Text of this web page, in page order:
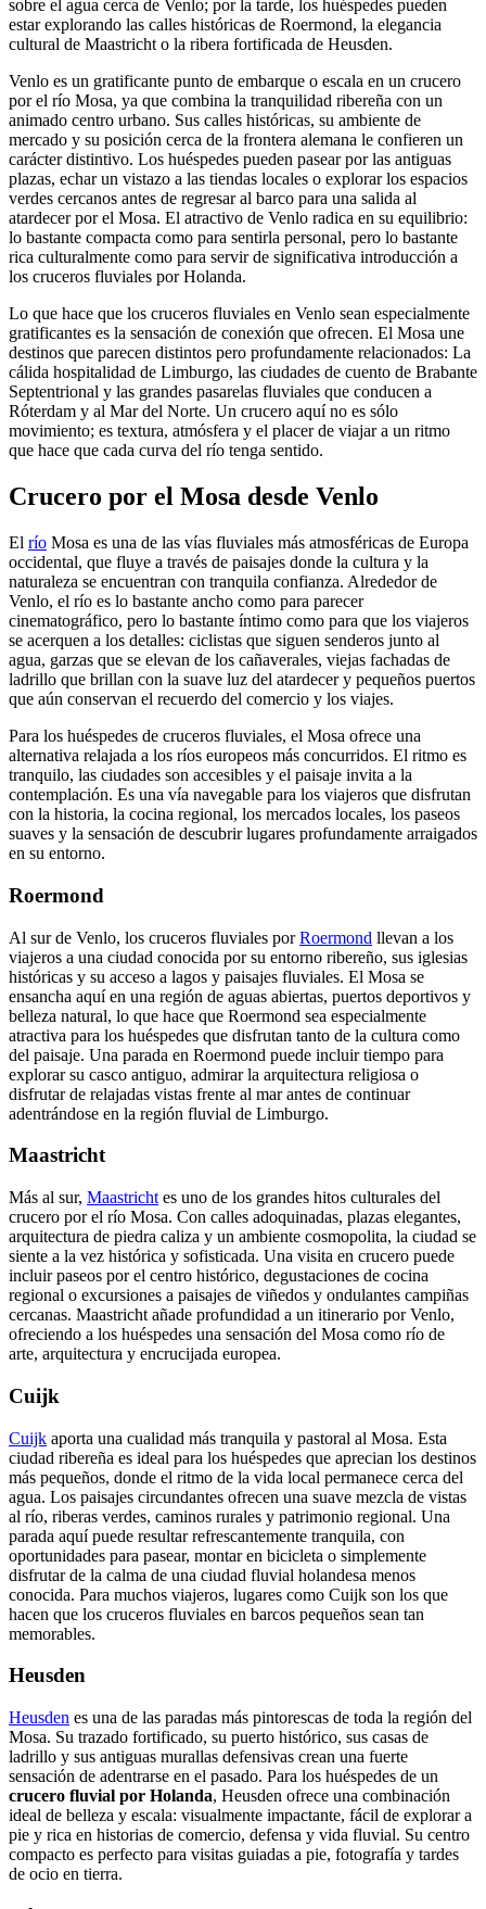
sobre el agua cerca de Venlo; por la tarde, los huéspedes pueden
estar explorando las calles históricas de Roermond, la elegancia
cultural de Maastricht o la ribera fortificada de Heusden.
Venlo es un gratificante punto de embarque o escala en un crucero
por el río Mosa, ya que combina la tranquilidad ribereña con un
animado centro urbano. Sus calles históricas, su ambiente de
mercado y su posición cerca de la frontera alemana le confieren un
carácter distintivo. Los huéspedes pueden pasear por las antiguas
plazas, echar un vistazo a las tiendas locales o explorar los espacios
verdes cercanos antes de regresar al barco para una salida al
atardecer por el Mosa. El atractivo de Venlo radica en su equilibrio:
lo bastante compacta como para sentirla personal, pero lo bastante
rica culturalmente como para servir de significativa introducción a
los cruceros fluviales por Holanda.
Lo que hace que los cruceros fluviales en Venlo sean especialmente
gratificantes es la sensación de conexión que ofrecen. El Mosa une
destinos que parecen distintos pero profundamente relacionados: La
cálida hospitalidad de Limburgo, las ciudades de cuento de Brabante
Septentrional y las grandes pasarelas fluviales que conducen a
Róterdam y al Mar del Norte. Un crucero aquí no es sólo
movimiento; es textura, atmósfera y el placer de viajar a un ritmo
que hace que cada curva del río tenga sentido.
Crucero por el Mosa desde Venlo
El río Mosa es una de las vías fluviales más atmosféricas de Europa
occidental, que fluye a través de paisajes donde la cultura y la
naturaleza se encuentran con tranquila confianza. Alrededor de
Venlo, el río es lo bastante ancho como para parecer
cinematográfico, pero lo bastante íntimo como para que los viajeros
se acerquen a los detalles: ciclistas que siguen senderos junto al
agua, garzas que se elevan de los cañaverales, viejas fachadas de
ladrillo que brillan con la suave luz del atardecer y pequeños puertos
que aún conservan el recuerdo del comercio y los viajes.
Para los huéspedes de cruceros fluviales, el Mosa ofrece una
alternativa relajada a los ríos europeos más concurridos. El ritmo es
tranquilo, las ciudades son accesibles y el paisaje invita a la
contemplación. Es una vía navegable para los viajeros que disfrutan
con la historia, la cocina regional, los mercados locales, los paseos
suaves y la sensación de descubrir lugares profundamente arraigados
en su entorno.
Roermond
Al sur de Venlo, los cruceros fluviales porRoermond llevan a los
viajeros a una ciudad conocida por su entorno ribereño, sus iglesias
históricas y su acceso a lagos y paisajes fluviales. El Mosa se
ensancha aquí en una región de aguas abiertas, puertos deportivos y
belleza natural, lo que hace que Roermond sea especialmente
atractiva para los huéspedes que disfrutan tanto de la cultura como
del paisaje. Una parada en Roermond puede incluir tiempo para
explorar su casco antiguo, admirar la arquitectura religiosa o
disfrutar de relajadas vistas frente al mar antes de continuar
adentrándose en la región fluvial de Limburgo.
Maastricht
Más al sur, Maastricht es uno de los grandes hitos culturales del
crucero por el río Mosa. Con calles adoquinadas, plazas elegantes,
arquitectura de piedra caliza y un ambiente cosmopolita, la ciudad se
siente a la vez histórica y sofisticada. Una visita en crucero puede
incluir paseos por el centro histórico, degustaciones de cocina
regional o excursiones a paisajes de viñedos y ondulantes campiñas
cercanas. Maastricht añade profundidad a un itinerario por Venlo,
ofreciendo a los huéspedes una sensación del Mosa como río de
arte, arquitectura y encrucijada europea.
Cuijk
Cuijk aporta una cualidad más tranquila y pastoral al Mosa. Esta
ciudad ribereña es ideal para los huéspedes que aprecian los destinos
más pequeños, donde el ritmo de la vida local permanece cerca del
agua. Los paisajes circundantes ofrecen una suave mezcla de vistas
al río, riberas verdes, caminos rurales y patrimonio regional. Una
parada aquí puede resultar refrescantemente tranquila, con
oportunidades para pasear, montar en bicicleta o simplemente
disfrutar de la calma de una ciudad fluvial holandesa menos
conocida. Para muchos viajeros, lugares como Cuijk son los que
hacen que los cruceros fluviales en barcos pequeños sean tan
memorables.
Heusden
Heusden es una de las paradas más pintorescas de toda la región del
Mosa. Su trazado fortificado, su puerto histórico, sus casas de
ladrillo y sus antiguas murallas defensivas crean una fuerte
sensación de adentrarse en el pasado. Para los huéspedes de un
crucero fluvial por Holanda, Heusden ofrece una combinación
ideal de belleza y escala: visualmente impactante, fácil de explorar a
pie y rica en historias de comercio, defensa y vida fluvial. Su centro
compacto es perfecto para visitas guiadas a pie, fotografía y tardes
de ocio en tierra.